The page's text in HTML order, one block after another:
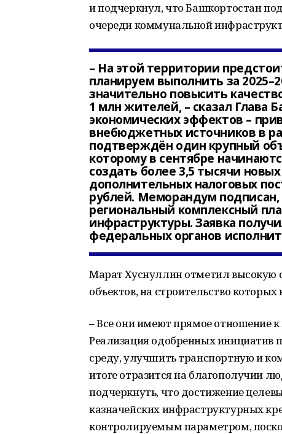
и подчеркнул, что Башкортостан
очереди коммунальной
– На этой территории
планируем выполнить за
значительно повысить
1 млн жителей, – сказал Глава
экономических эффектов –
внебюджетных источников в
подтверждён один крупный
которому в сентябре
создать более 3,5 тысячи
дополнительных налоговых
рублей. Меморандум
региональный комплексный
инфраструктуры. Заявка
федеральных органов
Марат Хуснуллин отметил высокую
объектов, на строительство
– Все они имеют прямое отношение
Реализация одобренных инициатив
среду, улучшить транспортную и
итоге отразится на благополучии
подчеркнуть, что достижение
казначейских инфраструктурных
контролируемым параметром,